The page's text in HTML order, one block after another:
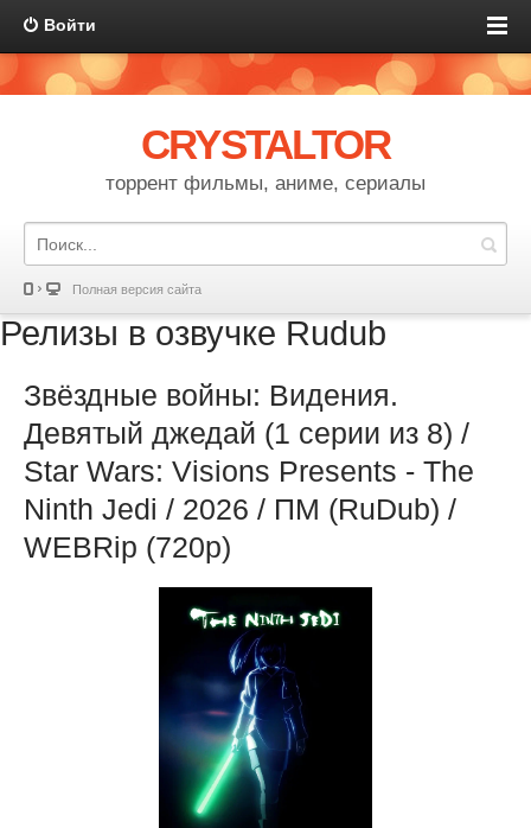
Войти
CRYSTALTOR
торрент фильмы, аниме, сериалы
Полная версия сайта
Релизы в озвучке Rudub
Звёздные войны: Видения.
Девятый джедай (1 серии из 8) /
Star Wars: Visions Presents - The
Ninth Jedi / 2026 / ПМ (RuDub) /
WEBRip (720р)